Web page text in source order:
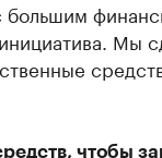
Мы
чтобы